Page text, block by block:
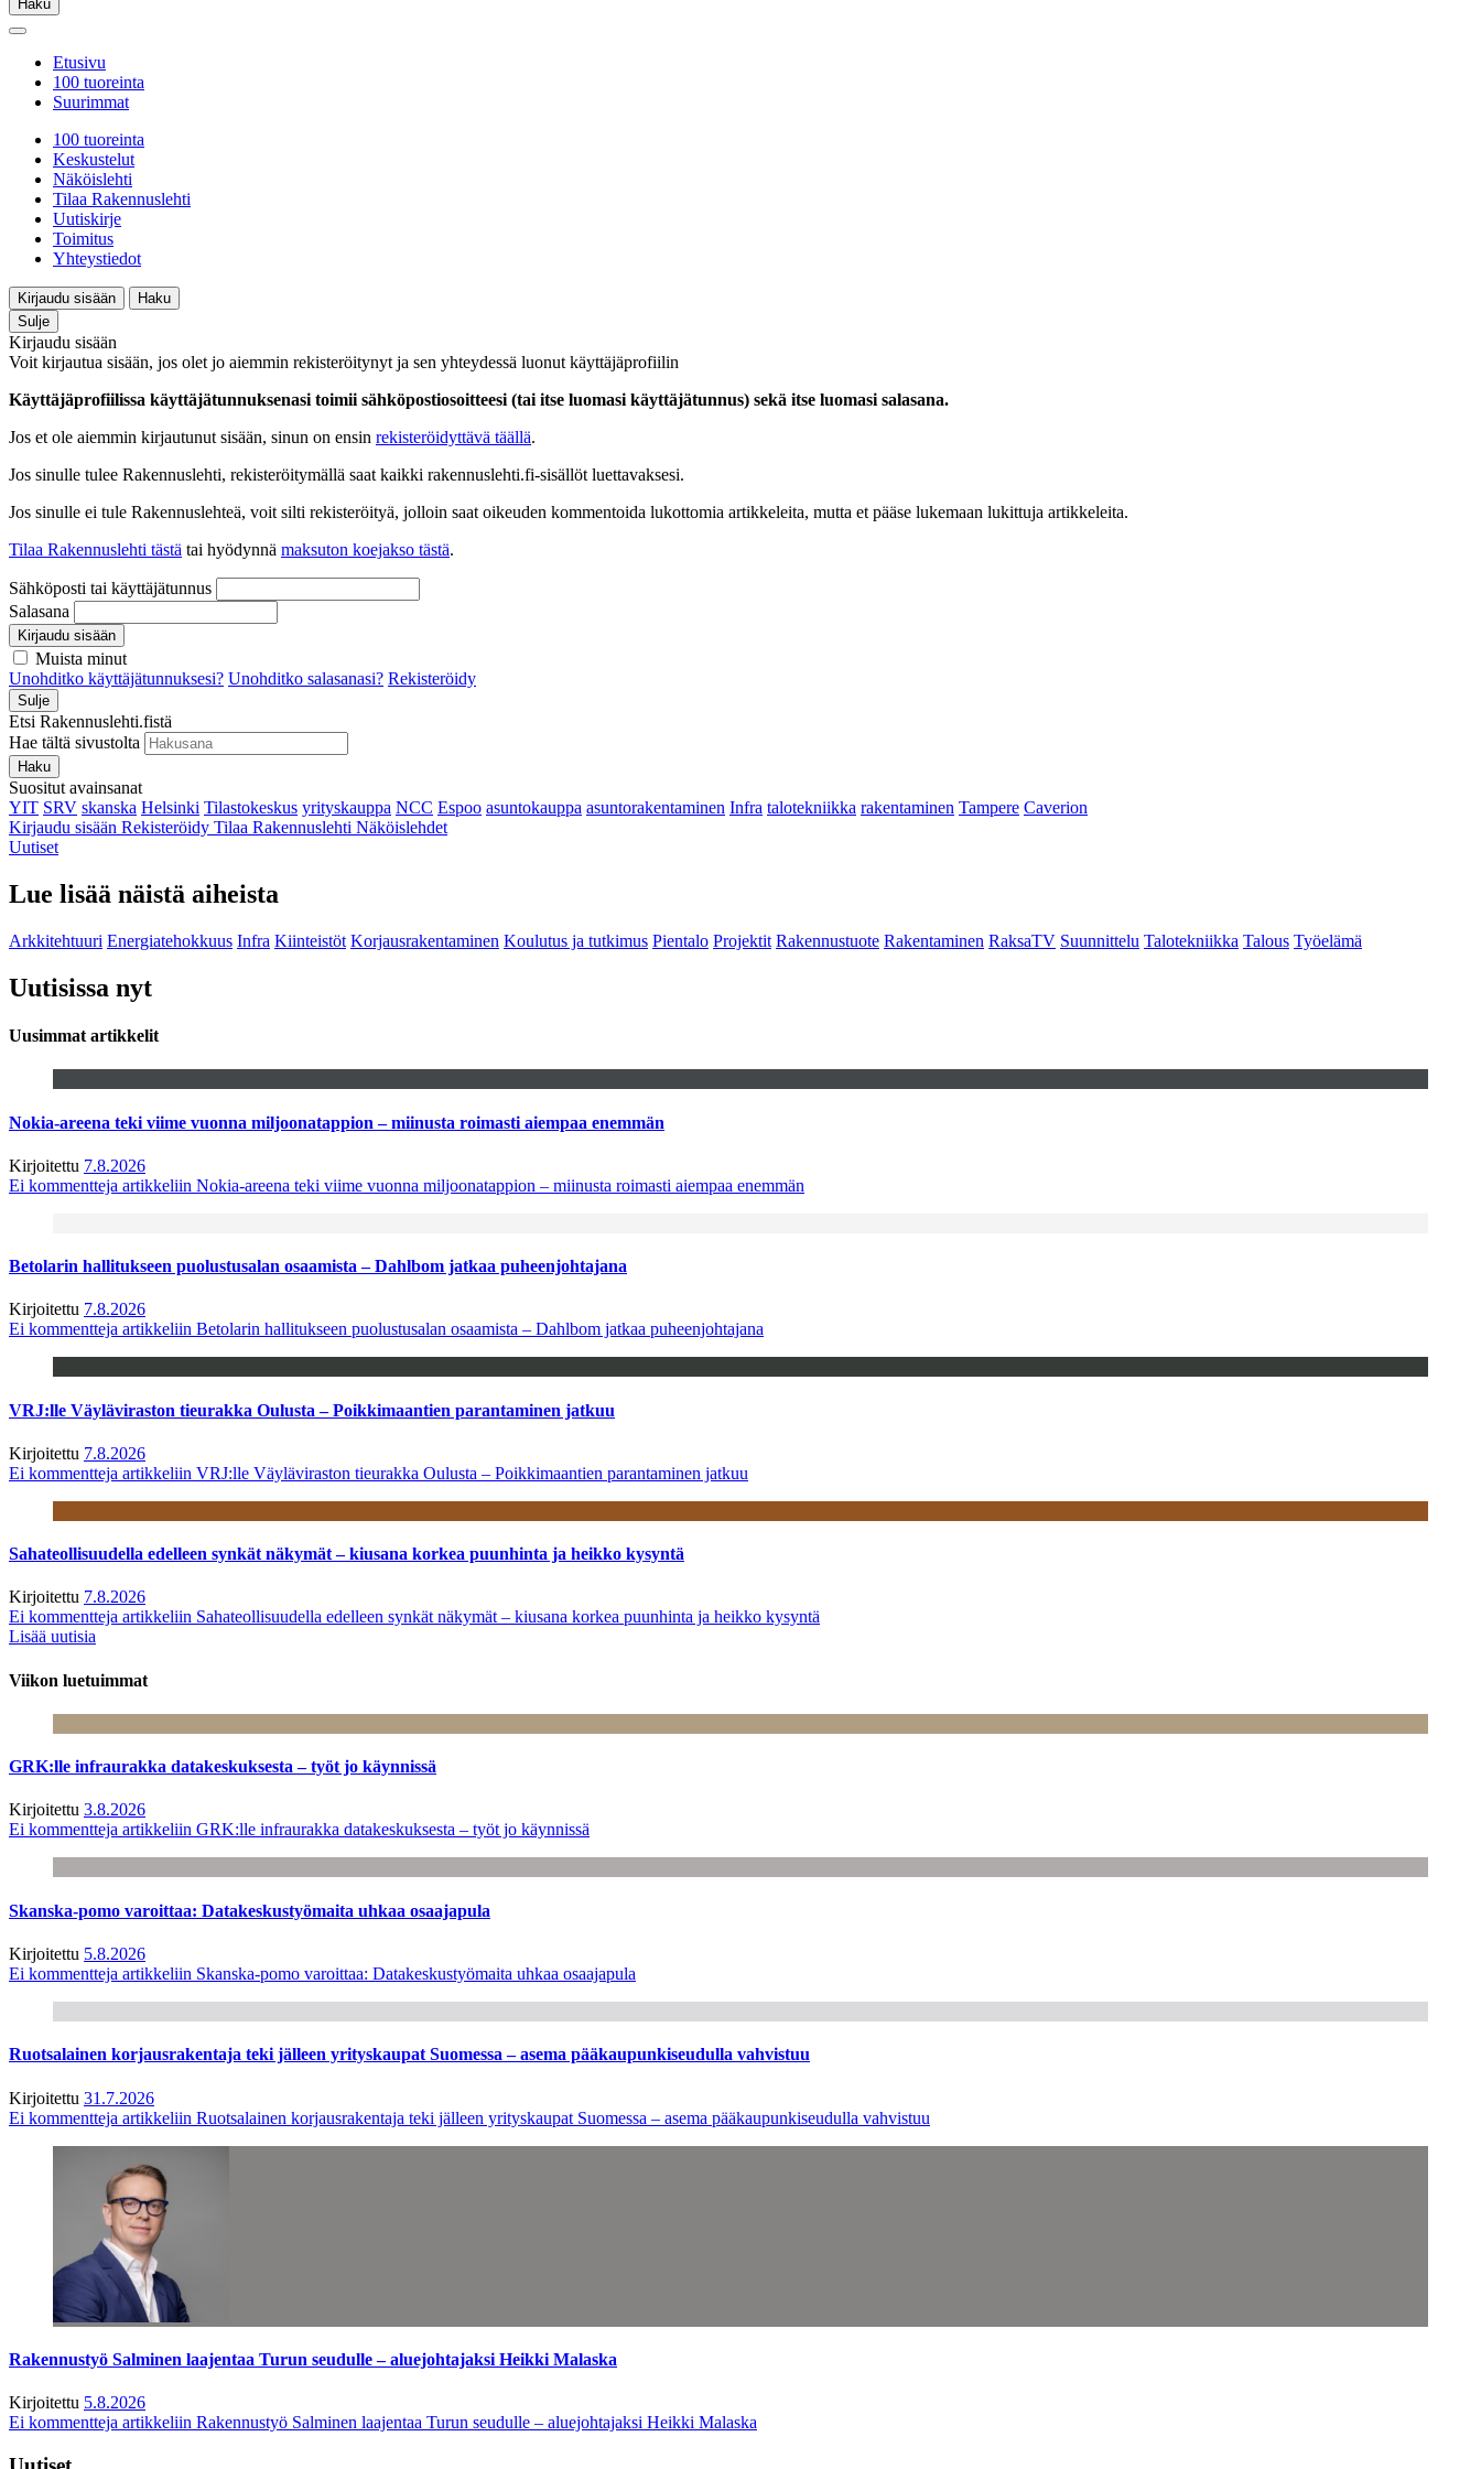
Haku
Etusivu
100 tuoreinta
Suurimmat
100 tuoreinta
Keskustelut
Näköislehti
Tilaa Rakennuslehti
Uutiskirje
Toimitus
Yhteystiedot
Kirjaudu sisään
Haku
Sulje
Kirjaudu sisään
Voit kirjautua sisään, jos olet jo aiemmin rekisteröitynyt ja sen yhteydessä luonut käyttäjäprofiilin
Käyttäjäprofiilissa käyttäjätunnuksenasi toimii sähköpostiosoitteesi (tai itse luomasi käyttäjätunnus) sekä itse luomasi salasana.
Jos et ole aiemmin kirjautunut sisään, sinun on ensin rekisteröidyttävä täällä.
Jos sinulle tulee Rakennuslehti, rekisteröitymällä saat kaikki rakennuslehti.fi-sisällöt luettavaksesi.
Jos sinulle ei tule Rakennuslehteä, voit silti rekisteröityä, jolloin saat oikeuden kommentoida lukottomia artikkeleita, mutta et pääse lukemaan lukittuja artikkeleita.
Tilaa Rakennuslehti tästä tai hyödynnä maksuton koejakso tästä.
Sähköposti tai käyttäjätunnus
Salasana
Kirjaudu sisään
Muista minut
Unohditko käyttäjätunnuksesi? Unohditko salasanasi? Rekisteröidy
Sulje
Etsi Rakennuslehti.fistä
Hae tältä sivustolta
Haku
Suositut avainsanat
YIT SRV skanska Helsinki Tilastokeskus yrityskauppa NCC Espoo asuntokauppa asuntorakentaminen Infra talotekniikka rakentaminen Tampere Caverion
Kirjaudu sisään Rekisteröidy Tilaa Rakennuslehti Näköislehdet
Uutiset
Lue lisää näistä aiheista
Arkkitehtuuri Energiatehokkuus Infra Kiinteistöt Korjausrakentaminen Koulutus ja tutkimus Pientalo Projektit Rakennustuote Rakentaminen RaksaTV Suunnittelu Talotekniikka Talous Työelämä
Uutisissa nyt
Uusimmat artikkelit
Nokia-areena teki viime vuonna miljoonatappion – miinusta roimasti aiempaa enemmän
Kirjoitettu 7.8.2026
Ei kommentteja artikkeliin Nokia-areena teki viime vuonna miljoonatappion – miinusta roimasti aiempaa enemmän
Betolarin hallitukseen puolustusalan osaamista – Dahlbom jatkaa puheenjohtajana
Kirjoitettu 7.8.2026
Ei kommentteja artikkeliin Betolarin hallitukseen puolustusalan osaamista – Dahlbom jatkaa puheenjohtajana
VRJ:lle Väyläviraston tieurakka Oulusta – Poikkimaantien parantaminen jatkuu
Kirjoitettu 7.8.2026
Ei kommentteja artikkeliin VRJ:lle Väyläviraston tieurakka Oulusta – Poikkimaantien parantaminen jatkuu
Sahateollisuudella edelleen synkät näkymät – kiusana korkea puunhinta ja heikko kysyntä
Kirjoitettu 7.8.2026
Ei kommentteja artikkeliin Sahateollisuudella edelleen synkät näkymät – kiusana korkea puunhinta ja heikko kysyntä
Lisää uutisia
Viikon luetuimmat
GRK:lle infraurakka datakeskuksesta – työt jo käynnissä
Kirjoitettu 3.8.2026
Ei kommentteja artikkeliin GRK:lle infraurakka datakeskuksesta – työt jo käynnissä
Skanska-pomo varoittaa: Datakeskustyömaita uhkaa osaajapula
Kirjoitettu 5.8.2026
Ei kommentteja artikkeliin Skanska-pomo varoittaa: Datakeskustyömaita uhkaa osaajapula
Ruotsalainen korjausrakentaja teki jälleen yrityskaupat Suomessa – asema pääkaupunkiseudulla vahvistuu
Kirjoitettu 31.7.2026
Ei kommentteja artikkeliin Ruotsalainen korjausrakentaja teki jälleen yrityskaupat Suomessa – asema pääkaupunkiseudulla vahvistuu
Rakennustyö Salminen laajentaa Turun seudulle – aluejohtajaksi Heikki Malaska
Kirjoitettu 5.8.2026
Ei kommentteja artikkeliin Rakennustyö Salminen laajentaa Turun seudulle – aluejohtajaksi Heikki Malaska